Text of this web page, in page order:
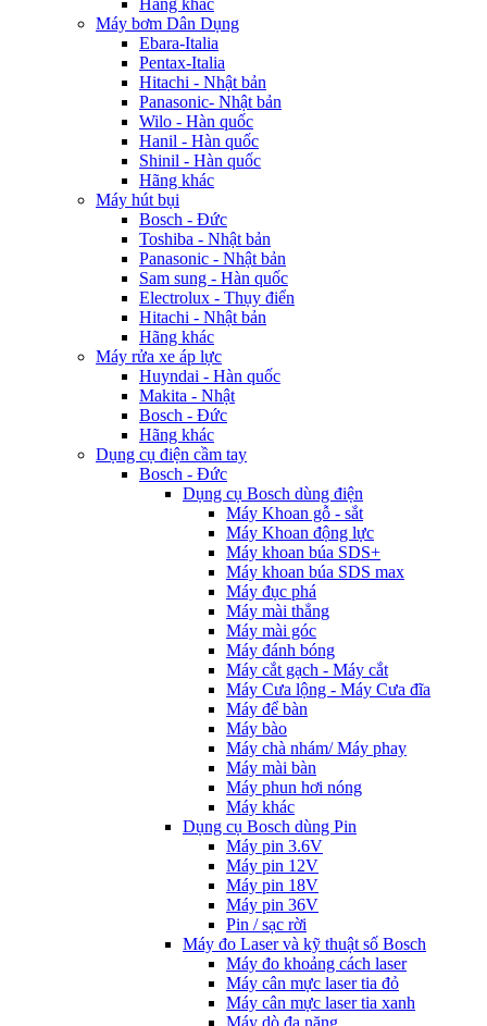
Hãng khác
Máy bơm Dân Dụng
Ebara-Italia
Pentax-Italia
Hitachi - Nhật bản
Panasonic- Nhật bản
Wilo - Hàn quốc
Hanil - Hàn quốc
Shinil - Hàn quốc
Hãng khác
Máy hút bụi
Bosch - Đức
Toshiba - Nhật bản
Panasonic - Nhật bản
Sam sung - Hàn quốc
Electrolux - Thụy điển
Hitachi - Nhật bản
Hãng khác
Máy rửa xe áp lực
Huyndai - Hàn quốc
Makita - Nhật
Bosch - Đức
Hãng khác
Dụng cụ điện cầm tay
Bosch - Đức
Dụng cụ Bosch dùng điện
Máy Khoan gỗ - sắt
Máy Khoan động lực
Máy khoan búa SDS+
Máy khoan búa SDS max
Máy đục phá
Máy mài thẳng
Máy mài góc
Máy đánh bóng
Máy cắt gạch - Máy cắt
Máy Cưa lộng - Máy Cưa đĩa
Máy để bàn
Máy bào
Máy chà nhám/ Máy phay
Máy mài bàn
Máy phun hơi nóng
Máy khác
Dụng cụ Bosch dùng Pin
Máy pin 3.6V
Máy pin 12V
Máy pin 18V
Máy pin 36V
Pin / sạc rời
Máy đo Laser và kỹ thuật số Bosch
Máy đo khoảng cách laser
Máy cân mực laser tia đỏ
Máy cân mực laser tia xanh